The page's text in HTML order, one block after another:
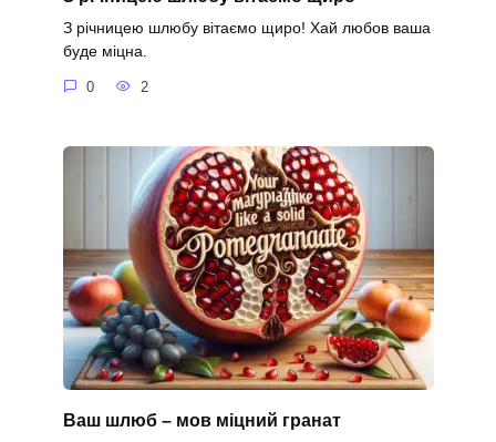
З річницею шлюбу вітаємо щиро! Хай любов ваша
буде міцна.
0 2
Ваш шлюб – мов міцний гранат